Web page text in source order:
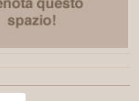
Type 2 or more characters for